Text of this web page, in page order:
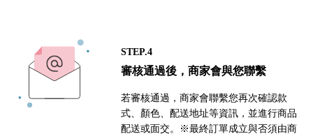
STEP.4
審核通過後，商家會與您聯繫
若審核通過，商家會聯繫您再次確認款
式、顏色、配送地址等資訊，並進行商品
配送或面交。※最終訂單成立與否須由商